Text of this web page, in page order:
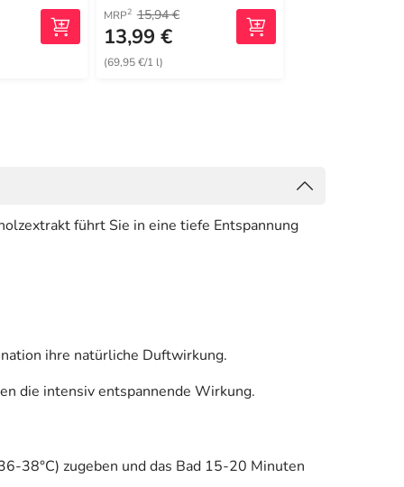
MRP2 15,94 €
13,99 €
(69,95 €/1 l)
führt Sie in eine tiefe Entspannung
ihre natürliche Duftwirkung.
die intensiv entspannende Wirkung.
38°C) zugeben und das Bad 15-20 Minuten